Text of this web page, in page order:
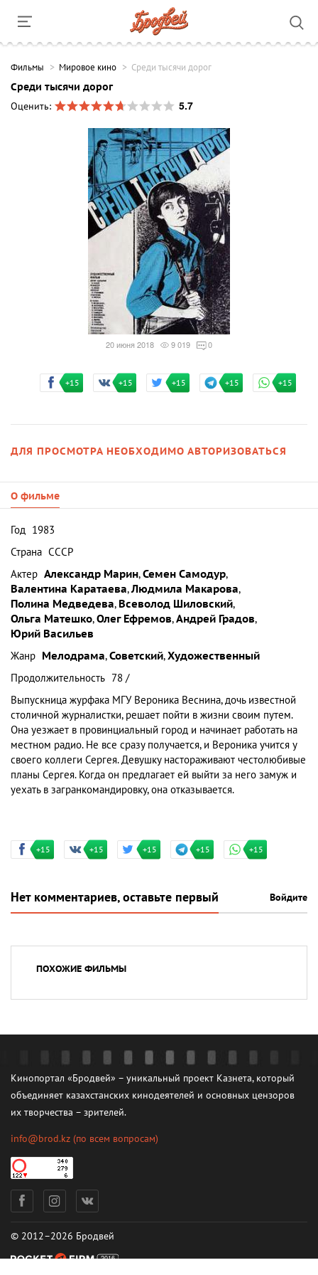
Фильмы Мировое кино Среди тысячи дорог
Среди тысячи дорог
Оценить:
5.7
20 июня 2018 9 019 0
+15 +15 +15 +15 +15
ДЛЯ ПРОСМОТРА НЕОБХОДИМО АВТОРИЗОВАТЬСЯ
О фильме
Год 1983
Страна СССР
Актер Александр Марин,Семен Самодур,
Валентина Каратаева,Людмила Макарова,
Полина Медведева, Всеволод Шиловский,
Ольга Матешко,Олег Ефремов,Андрей Градов,
Юрий Васильев
Жанр Мелодрама,Советский,Художественный
Продолжительность 78 /
Выпускница журфака МГУ Вероника Веснина, дочь известной
столичной журналистки, решает пойти в жизни своим путем.
Она уезжает в провинциальный город и начинает работать на
местном радио. Не все сразу получается, и Вероника учится у
своего коллеги Сергея. Девушку настораживают честолюбивые
планы Сергея. Когда он предлагает ей выйти за него замуж и
уехать в загранкомандировку, она отказывается.
+15 +15 +15 +15 +15
Нет комментариев, оставьте первый Войдите
ПОХОЖИЕ ФИЛЬМЫ
Кинопортал «Бродвей» – уникальный проект Казнета, который
объединяет казахстанских кинодеятелей и основных цензоров
их творчества – зрителей.
info@brod.kz (по всем вопросам)
© 2012–2026 Бродвей